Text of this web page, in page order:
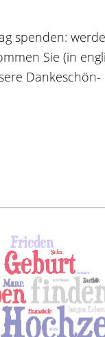
spenden:
Sie (in
Dankeschön-